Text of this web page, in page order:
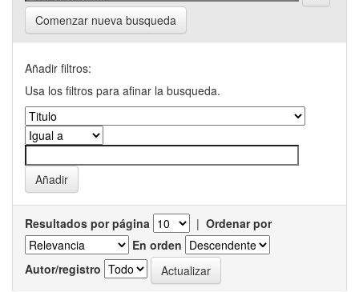
Comenzar nueva busqueda
Añadir filtros:
Usa los filtros para afinar la busqueda.
Resultados por página | Ordenar por
En orden
Autor/registro